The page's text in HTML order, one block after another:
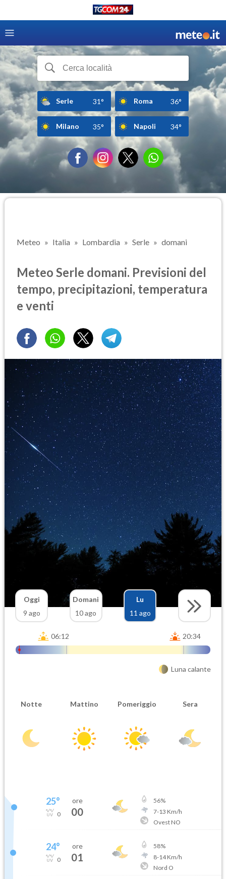
Serle 31° Roma 36°
Milano 35° Napoli 34°
Meteo Italia Lombardia Serle domani
Meteo Serle domani. Previsioni del
tempo, precipitazioni, temperatura
e venti
Oggi
9 ago
Domani
10 ago
Lu
11 ago
06:12 20:34
Luna calante
Notte Mattino Pomeriggio Sera
25°
0
ore
00
56%
7-13 Km/h
Ovest NO
24°
0
ore
01
58%
8-14Km/h
Nord O